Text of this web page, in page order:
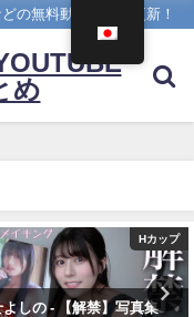
の無料動画を日々更新！
め
【兒玉遥公式】はるっぴちゃんねる
（2022年11月27日） | こだ